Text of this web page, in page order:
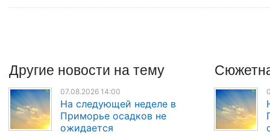
Другие новости на тему
07.08.2026 14:00
На следующей неделе в
Приморье осадков не
ожидается